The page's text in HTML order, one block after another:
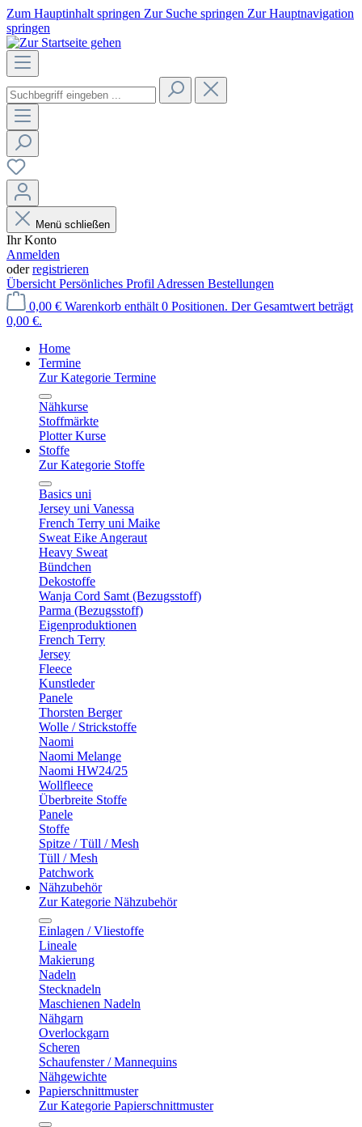
Zum Hauptinhalt springen Zur Suche springen Zur Hauptnavigation
springen
Menü schließen
Ihr Konto
Anmelden
oderregistrieren
Übersicht Persönliches Profil Adressen Bestellungen
0,00 € Warenkorb enthält 0 Positionen. Der Gesamtwert beträgt
0,00 €.
Home
Termine
Zur Kategorie Termine
Nähkurse
Stoffmärkte
Plotter Kurse
Stoffe
Zur Kategorie Stoffe
Basics uni
Jersey uni Vanessa
French Terry uni Maike
Sweat Eike Angeraut
Heavy Sweat
Bündchen
Dekostoffe
Wanja Cord Samt (Bezugsstoff)
Parma (Bezugsstoff)
Eigenproduktionen
French Terry
Jersey
Fleece
Kunstleder
Panele
Thorsten Berger
Wolle / Strickstoffe
Naomi
Naomi Melange
Naomi HW24/25
Wollfleece
Überbreite Stoffe
Panele
Stoffe
Spitze / Tüll / Mesh
Tüll / Mesh
Patchwork
Nähzubehör
Zur Kategorie Nähzubehör
Einlagen / Vliestoffe
Lineale
Makierung
Nadeln
Stecknadeln
Maschienen Nadeln
Nähgarn
Overlockgarn
Scheren
Schaufenster / Mannequins
Nähgewichte
Papierschnittmuster
Zur Kategorie Papierschnittmuster